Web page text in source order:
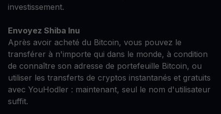
investissement.
Envoyez Shiba Inu
Après avoir acheté du Bitcoin, vous pouvez le
transférer à n'importe qui dans le monde, à condition
de connaître son adresse de portefeuille Bitcoin, ou
utiliser les transferts de cryptos instantanés et gratuits
avec YouHodler : maintenant, seul le nom d'utilisateur
suffit.